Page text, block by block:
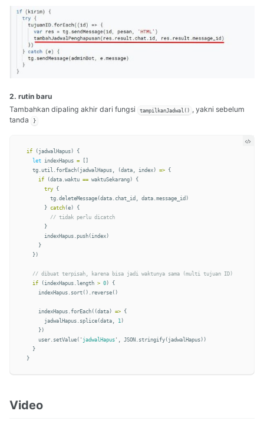
2. rutin baru
Tambahkan dipaling akhir dari fungsi
tampilkanJadwal() , yakni sebelum
tanda
}
if ( jadwalHapus )
{
let indexHapus =
tg .util .forEach ( jadwalHapus (data index ) => {
if
(data .waktu == waktuSekarang )
{
try {
tg .deleteMessage (data chat_id data .message_id )
} catch (e )
{
// tidak perlu dicatch
}
indexHapus .push ( index )
}
})
// dibuat terpisah, karena bisa jadi waktunya sama (multi tujuan ID)
if
( indexHapus length > 0 )
{
indexHapus sort (). reverse ()
indexHapus .forEach ((data ) => {
jadwalHapus splice (data 1 )
})
user setValue ( ' jadwalHapus ' JSON stringify ( jadwalHapus ))
}
}
Video